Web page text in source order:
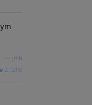
jmh
źródło